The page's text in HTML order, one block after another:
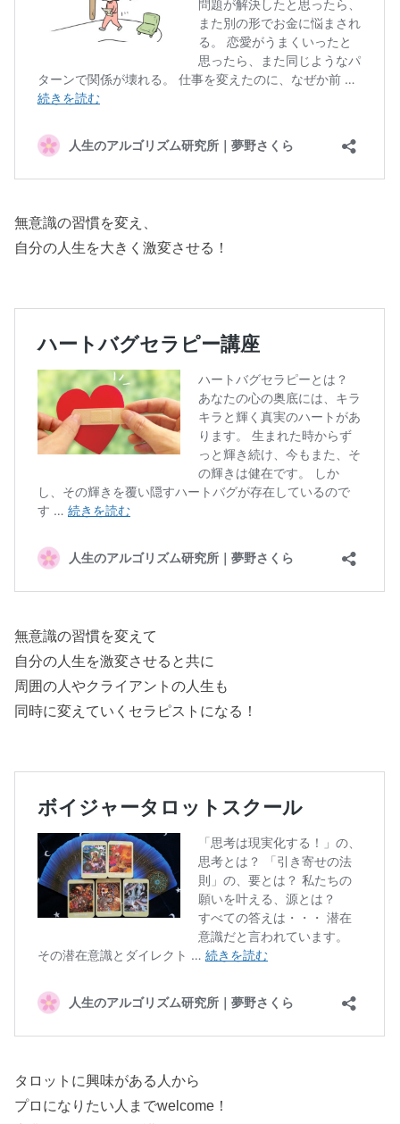
無意識の習慣を変え、
自分の人生を大きく激変させる！
無意識の習慣を変えて
自分の人生を激変させると共に
周囲の人やクライアントの人生も
同時に変えていくセラピストになる！
タロットに興味がある人から
プロになりたい人までwelcome！